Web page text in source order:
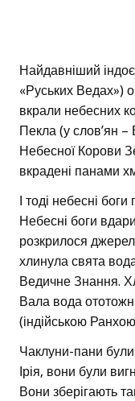
Найдавніший
«Руських Ведах»)
вкрали небесних
Пекла (у слов’ян
Небесної Корови
вкрадені панами
І тоді небесні
Небесні боги
розкрилося
хлинула свята
Ведичне Знання.
Вала вода
(індійською
Чаклуни-пани
Ірія, вони були
Вони зберігають